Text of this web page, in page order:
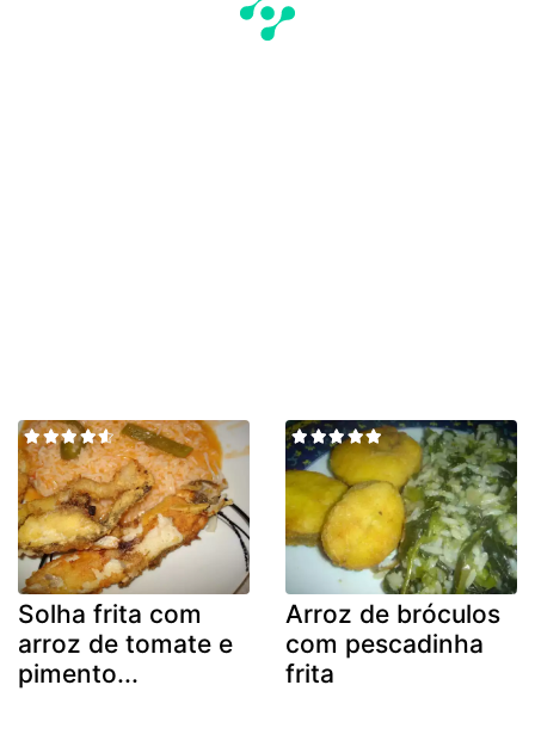
Solha frita com
arroz de tomate e
pimento...
Arroz de bróculos
com pescadinha
frita